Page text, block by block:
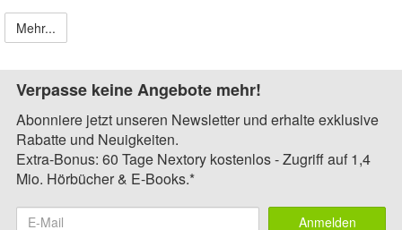
Mehr...
Verpasse keine Angebote mehr!
Abonniere jetzt unseren Newsletter und erhalte exklusive
Rabatte und Neuigkeiten.
Extra-Bonus: 60 Tage Nextory kostenlos - Zugriff auf 1,4
Mio. Hörbücher & E-Books.*
Anmelden